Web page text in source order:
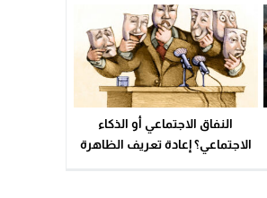
النفاق الاجتماعي أو الذكاء
الاجتماعي؟ إعادة تعريف الظاهرة